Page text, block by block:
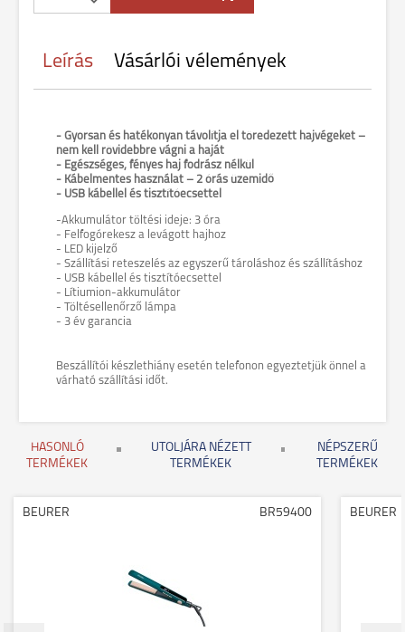
Leírás Vásárlói vélemények
- Gyorsan és hatékonyan távolítja el töredezett hajvégeket –
nem kell rövidebbre vágni a haját
- Egészséges, fényes haj fodrász nélkül
- Kábelmentes használat – 2 órás üzemidő
- USB kábellel és tisztítóecsettel
-Akkumulátor töltési ideje: 3 óra
- Felfogórekesz a levágott hajhoz
- LED kijelző
- Szállítási reteszelés az egyszerű tároláshoz és szállításhoz
- USB kábellel és tisztítóecsettel
- Lítiumion-akkumulátor
- Töltésellenőrző lámpa
- 3 év garancia
Beszállítói készlethiány esetén telefonon egyeztetjük önnel a
várható szállítási időt.
HASONLÓ
TERMÉKEK
UTOLJÁRA NÉZETT
TERMÉKEK
NÉPSZERŰ
TERMÉKEK
BEURER BR59400 BEURER